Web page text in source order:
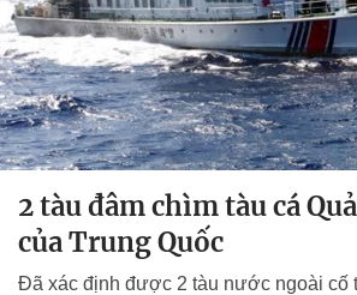
2 tàu đâm chìm tàu cá
của Trung Quốc
Đã xác định được 2 tàu nước ngoài cố